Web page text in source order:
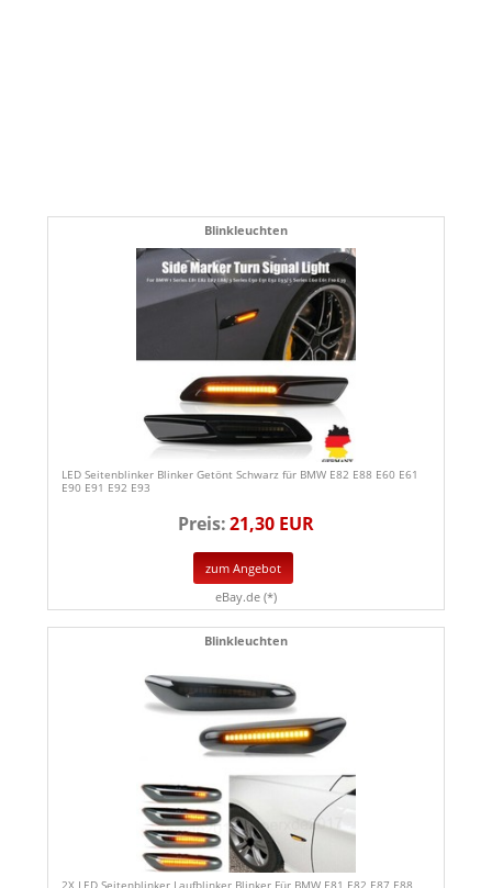
Blinkleuchten
LED Seitenblinker Blinker Getönt Schwarz für BMW E82 E88 E60 E61
E90 E91 E92 E93
Preis:21,30 EUR
zum Angebot
eBay.de (*)
Blinkleuchten
2X LED Seitenblinker Laufblinker Blinker Für BMW E81 E82 E87 E88